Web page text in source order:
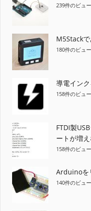
239件のビュー
M5Stack
180件のビュー
導電イン
158件のビュー
FTDI製
ートが増
158件のビュー
Arduinoを
140件のビュー